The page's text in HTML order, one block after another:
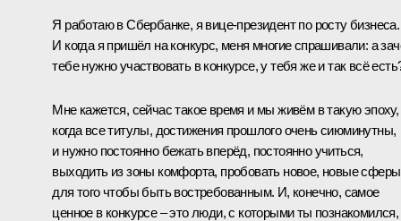
Я работаю в Сбербанке, я вице‑президент по росту бизнеса.
И когда я пришёл на конкурс, меня многие спрашивали: а
тебе нужно участвовать в конкурсе, у тебя же и так всё
Мне кажется, сейчас такое время и мы живём в такую эпоху,
когда все титулы, достижения прошлого очень сиюминутны,
и нужно постоянно бежать вперёд, постоянно учиться,
выходить из зоны комфорта, пробовать новое, новые
для того чтобы быть востребованным. И, конечно, самое
ценное в конкурсе – это люди, с которыми ты познакомился,